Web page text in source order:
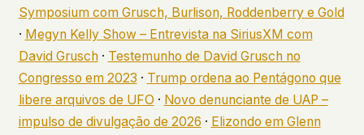
Symposium com Grusch, Burlison, Roddenberry e Gold
· Megyn Kelly Show – Entrevista na SiriusXM com
David Grusch· Testemunho de David Grusch no
Congresso em 2023 · Trump ordena ao Pentágono que
libere arquivos de UFO · Novo denunciante de UAP –
impulso de divulgação de 2026 · Elizondo em Glenn